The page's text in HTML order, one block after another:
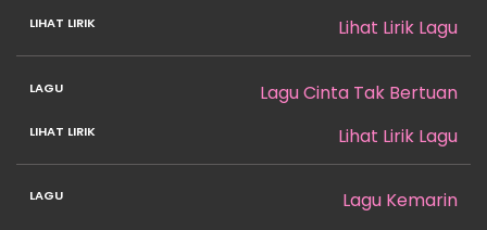
Lihat Lirik Lagu
Lagu Cinta Tak Bertuan
Lihat Lirik Lagu
Lagu Kemarin